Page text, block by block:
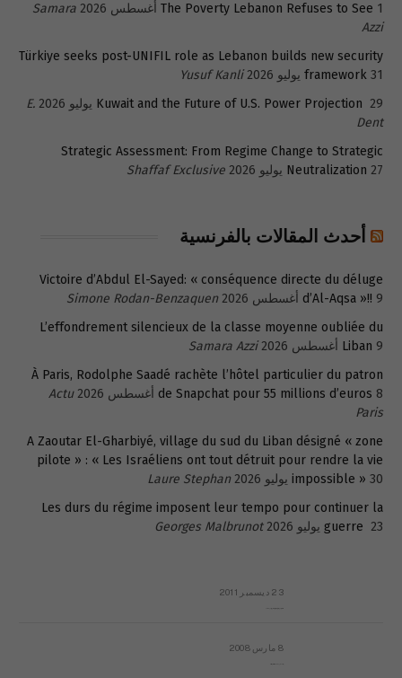
The Poverty Lebanon Refuses to See 1 أغسطس 2026
Samara
Azzi
Türkiye seeks post-UNIFIL role as Lebanon builds new security
framework 31 يوليو 2026
Yusuf Kanli
Kuwait and the Future of U.S. Power Projection 29 يوليو 2026
E.
Dent
Strategic Assessment: From Regime Change to Strategic
Neutralization 27 يوليو 2026 Shaffaf Exclusive
أحدث المقالات بالفرنسية
Victoire d’Abdul El-Sayed: « conséquence directe du déluge
d’Al-Aqsa »!! 9 أغسطس 2026
Simone Rodan-Benzaquen
L’effondrement silencieux de la classe moyenne oubliée du
Liban 9 أغسطس 2026
Samara Azzi
À Paris, Rodolphe Saadé rachète l’hôtel particulier du patron
de Snapchat pour 55 millions d’euros 8 أغسطس 2026
Actu
Paris
A Zaoutar El-Gharbiyé, village du sud du Liban désigné « zone
pilote » : « Les Israéliens ont tout détruit pour rendre la vie
impossible » 30 يوليو 2026
Laure Stephan
Les durs du régime imposent leur tempo pour continuer la
guerre 23 يوليو 2026 Georges Malbrunot
23 ديسمبر 2011
8 مارس 2008